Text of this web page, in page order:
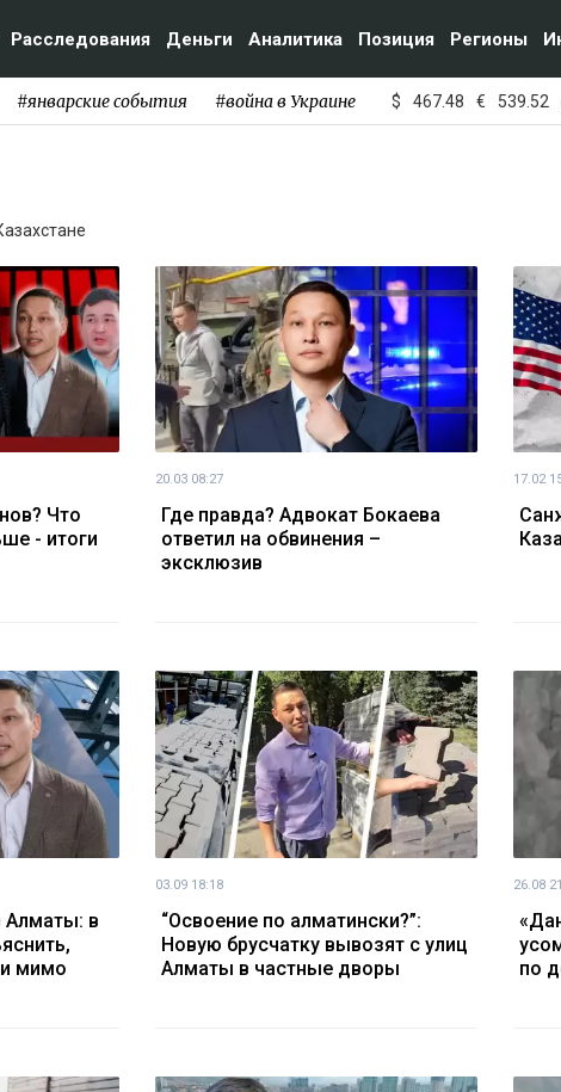
Расследования Деньги Аналитика Позиция Регионы
#январские события #война в Украине $ 467.48 € 539.52
Что
- итоги
20.03 08:27
Где правда? Адвокат Бокаева
ответил на обвинения –
эксклюзив
17.02
Алматы: в
мимо
03.09 18:18
“Освоение по алматински?”:
Новую брусчатку вывозят с улиц
Алматы в частные дворы
26.08
по